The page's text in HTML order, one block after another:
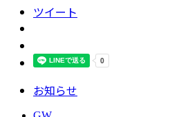
ツイート
お知らせ